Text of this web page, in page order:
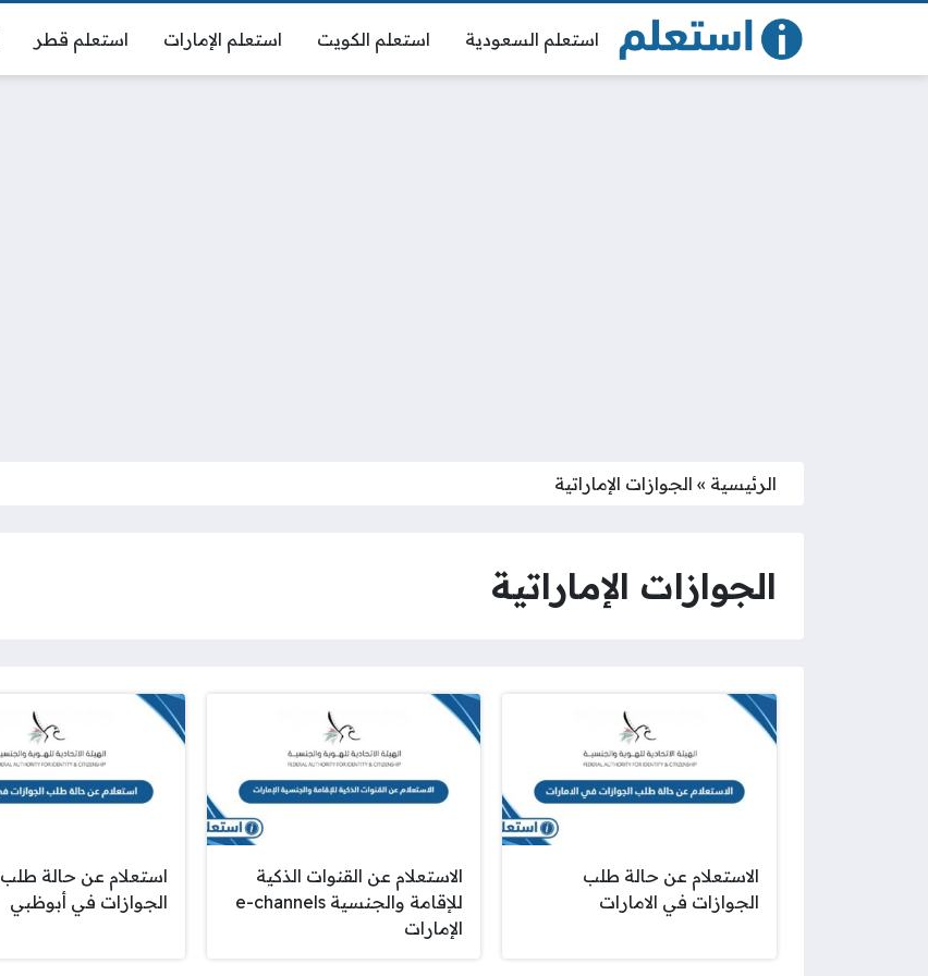
استعلم السعودية استعلم الكويت استعلم الإمارات استعلم قطر
الرئيسية » الجوازات الإماراتية
الجوازات الإماراتية
الاستعلام عن حالة طلب
الجوازات في الامارات
الاستعلام عن القنوات الذكية
للإقامة والجنسية e-channels
الإمارات
استعلام عن حالة طلب
الجوازات في أبوظبي